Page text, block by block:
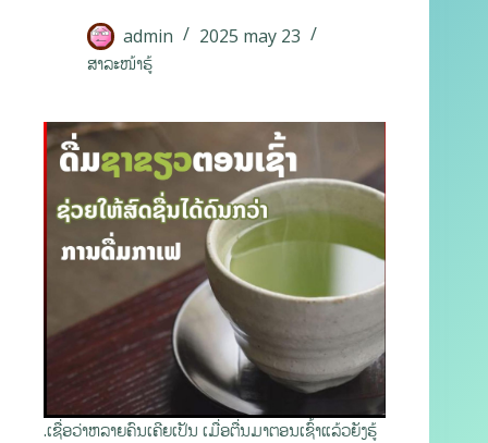
admin
2025 may 23
ສາລະໜ້າຮູ້
.ເຊື່ອວ່າຫລາຍຄົນເຄີຍເປັນ ເມື່ອຕື່ນມາຕອນເຊົ້າແລ້ວຍັງຮູ້